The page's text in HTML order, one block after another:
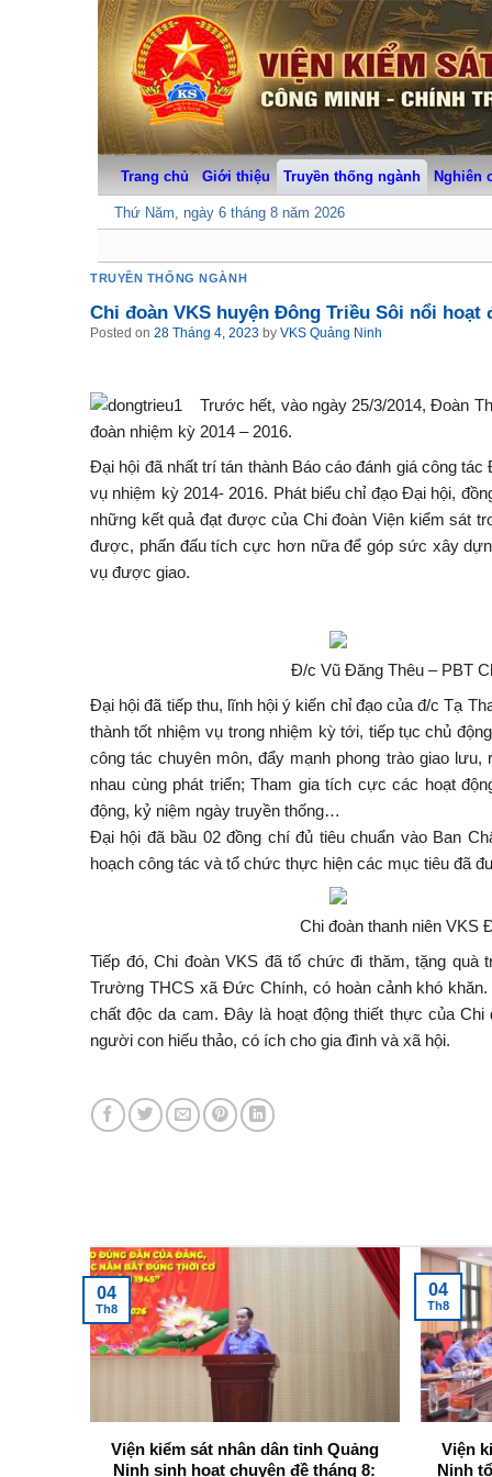
Trang chủ Giới thiệu Truyền thống ngành Nghiên
Thứ Năm, ngày 6 tháng 8 năm 2026
TRUYỀN THỐNG NGÀNH
Chi đoàn VKS huyện Đông Triều Sôi nổi
Posted on 28 Tháng 4, 2023 by VKS Quảng Ninh
Trước hết, vào ngày 25/3/2014, Đoàn
đoàn nhiệm kỳ 2014 – 2016.
Đại hội đã nhất trí tán thành Báo cáo đánh giá công
vụ nhiệm kỳ 2014- 2016. Phát biểu chỉ đạo Đại hội,
những kết quả đạt được của Chi đoàn Viện kiểm sát
được, phấn đấu tích cực hơn nữa để góp sức xây
vụ được giao.
Đ/c Vũ Đăng Thêu – PBT
Đại hội đã tiếp thu, lĩnh hội ý kiến chỉ đạo của đ/c Tạ
thành tốt nhiệm vụ trong nhiệm kỳ tới, tiếp tục chủ
công tác chuyên môn, đẩy mạnh phong trào giao
nhau cùng phát triển; Tham gia tích cực các hoạt
động, kỷ niệm ngày truyền thống…
Đại hội đã bầu 02 đồng chí đủ tiêu chuẩn vào Ban
hoạch công tác và tổ chức thực hiện các mục tiêu đã
Chi đoàn thanh niên VKS
Tiếp đó, Chi đoàn VKS đã tổ chức đi thăm, tặng
Trường THCS xã Đức Chính, có hoàn cảnh khó
chất độc da cam. Đây là hoạt động thiết thực của
người con hiếu thảo, có ích cho gia đình và xã hội.
3 – Quảng Ninh tổ
huấn xây dựng
Viện kiểm sát nhân dân khu vực 6 –
Quảng Ninh tổ chức triển khai, tập
Th7